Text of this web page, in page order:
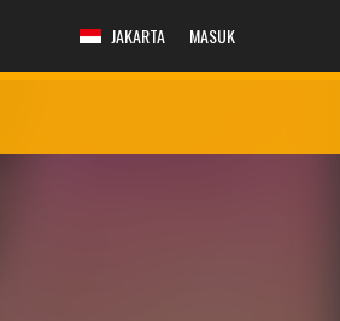
JAKARTA MASUK